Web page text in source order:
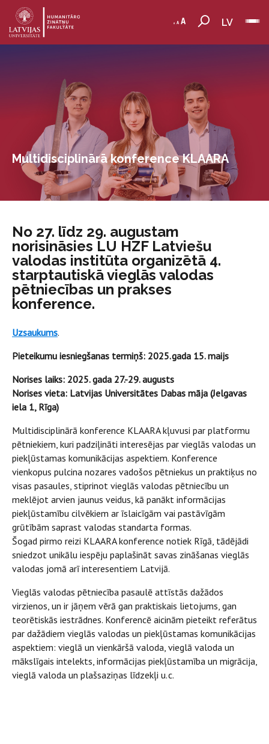
LV
Multidisciplinārā konference KLAARA
No 27. līdz 29. augustam
norisināsies LU HZF Latviešu
valodas institūta organizētā 4.
starptautiskā vieglās valodas
pētniecības un prakses
konference.
Uzsaukums.
Pieteikumu iesniegšanas termiņš: 2025. gada 15. maijs
Norises laiks: 2025. gada 27.-29. augusts
Norises vieta: Latvijas Universitātes Dabas māja (Jelgavas
iela 1, Rīga)
Multidisciplinārā konference KLAARA kļuvusi par platformu
pētniekiem, kuri padziļināti interesējas par vieglās valodas un
piekļūstamas komunikācijas aspektiem. Konference
vienkopus pulcina nozares vadošos pētniekus un praktiķus no
visas pasaules, stiprinot vieglās valodas pētniecību un
meklējot arvien jaunus veidus, kā panākt informācijas
piekļūstamību cilvēkiem ar īslaicīgām vai pastāvīgām
grūtībām saprast valodas standarta formas.
Šogad pirmo reizi KLAARA konference notiek Rīgā, tādējādi
sniedzot unikālu iespēju paplašināt savas zināšanas vieglās
valodas jomā arī interesentiem Latvijā.
Vieglās valodas pētniecība pasaulē attīstās dažādos
virzienos, un ir jāņem vērā gan praktiskais lietojums, gan
teorētiskās iestrādnes. Konferencē aicinām pieteikt referātus
par dažādiem vieglās valodas un piekļūstamas komunikācijas
aspektiem: vieglā un vienkāršā valoda, vieglā valoda un
mākslīgais intelekts, informācijas piekļūstamība un migrācija,
vieglā valoda un plašsaziņas līdzekļi u. c.